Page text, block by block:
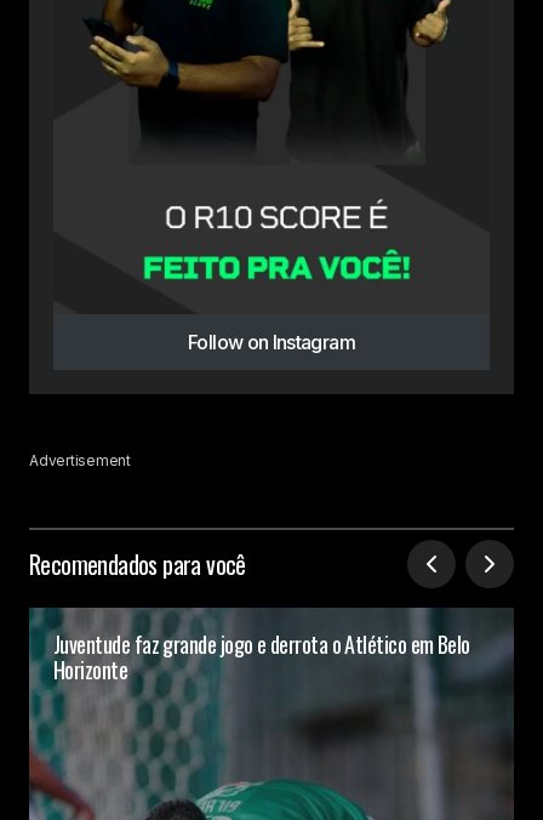
Follow on Instagram
Advertisement
Recomendados para você
Juventude faz grande jogo e derrota o Atlético em Belo
Horizonte